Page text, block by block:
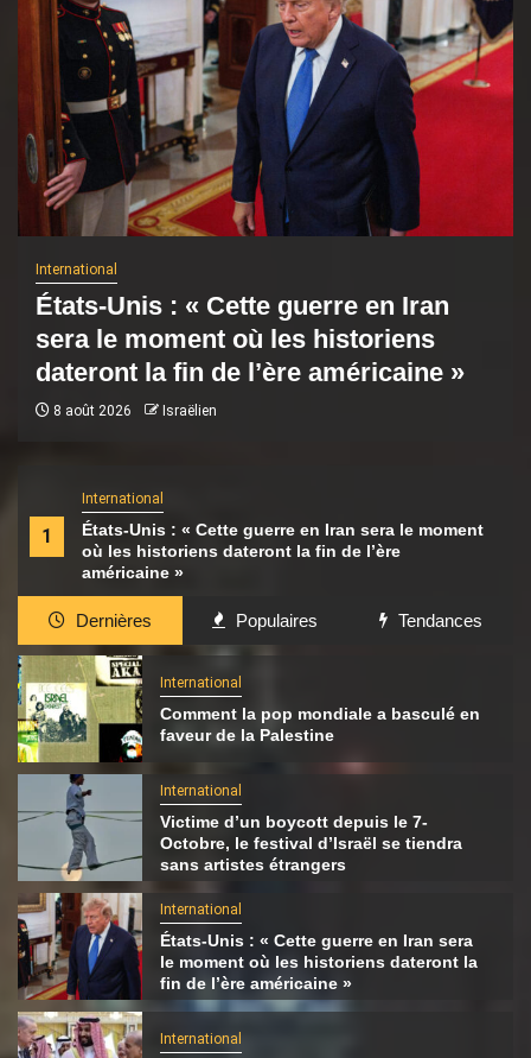
1
International
États-Unis : « Cette guerre en Iran sera le moment
où les historiens dateront la fin de l’ère
américaine »
International
États-Unis : « Cette guerre en Iran
sera le moment où les historiens
dateront la fin de l’ère américaine »
8 août 2026 Israëlien
Dernières Populaires Tendances
International
Comment la pop mondiale a basculé en
faveur de la Palestine
International
Victime d’un boycott depuis le 7-
Octobre, le festival d’Israël se tiendra
sans artistes étrangers
International
États-Unis : « Cette guerre en Iran sera
le moment où les historiens dateront la
fin de l’ère américaine »
International